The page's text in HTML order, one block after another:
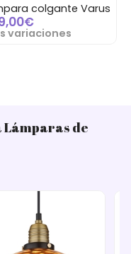
colgante Varus
variaciones
Lámparas de